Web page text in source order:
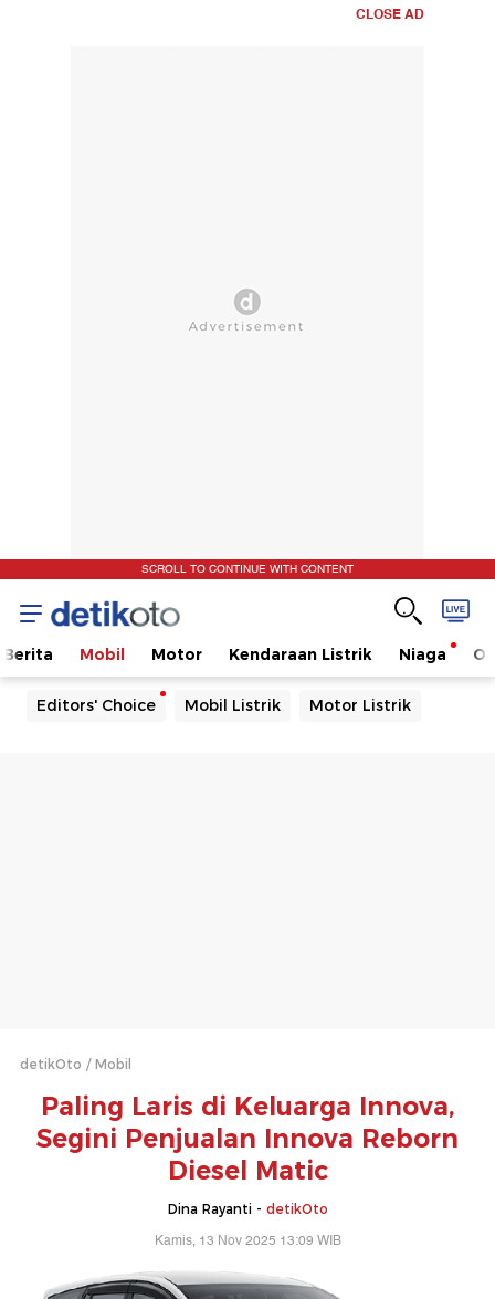
CLOSE AD
SCROLL TO CONTINUE WITH CONTENT
Berita Mobil Motor Kendaraan Listrik Niaga
Editors' Choice Mobil Listrik Motor Listrik
detikOto Mobil
Paling Laris di Keluarga Innova,
Segini Penjualan Innova Reborn
Diesel Matic
Dina Rayanti - detikOto
Kamis, 13 Nov 2025 13:09 WIB